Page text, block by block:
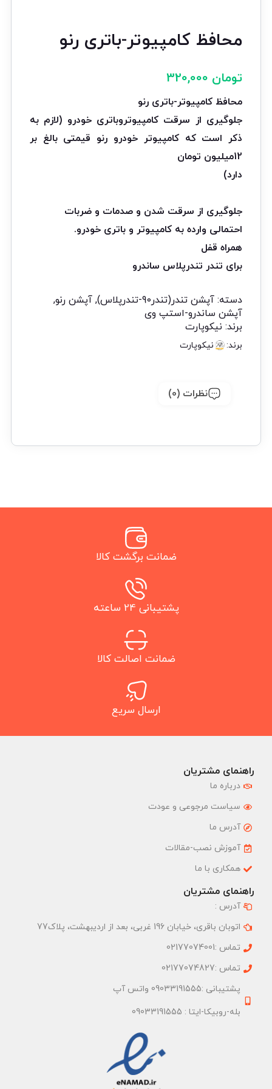
محافظ کامپیوتر-باتری رنو
تومان
محافظ کامپیوتر-باتری رنو
جلوگیری از سرقت کامپیوتروباتری خودرو (لازم به
ذکر است که کامپیوتر خودرو رنو قیمتی بالغ بر
12میلیون تومان
دارد)
جلوگیری از سرقت شدن و صدمات و ضربات
احتمالی وارده به کامپیوتر و باتری خودرو.
همراه قفل
برای تندر تندرپلاس ساندرو
دسته: آپشن تندر(تندر90-تندرپلاس) , آپشن رنو,
آپشن ساندرو-استپ وی
برند: نیکوپارت
برند: نیکوپارت
نظرات (0)
ضمانت برگشت کالا
پشتیبانی 24 ساعته
ضمانت اصالت کالا
ارسال سریع
راهنمای مشتریان
درباره ما
سیاست مرجوعی و عودت
آدرس ما
آموزش نصب-مقالات
همکاری با ما
راهنمای مشتریان
آدرس :
اتوبان باقری، خیابان 196 غربی، بعد از اردیبهشت، پلاک77
تماس :02177074001
تماس :02177074827
پشتیبانی :09033191555 واتس آپ
بله-روبیکا-ایتا : 09033191555